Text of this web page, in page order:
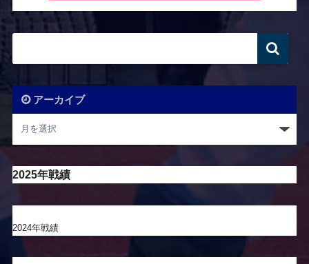
アーカイブ
2025年戦績
2024年戦績